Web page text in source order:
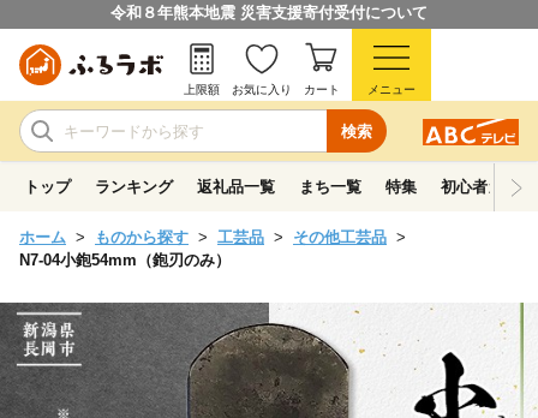
令和８年熊本地震 災害支援寄付受付について
検索
上限額 お気に入り カート メニュー
トップ ランキング 返礼品一覧 まち一覧 特集 初心者ガイド
ホーム ものから探す 工芸品
その他工芸品
N7-04小鉋54mm（鉋刃のみ）